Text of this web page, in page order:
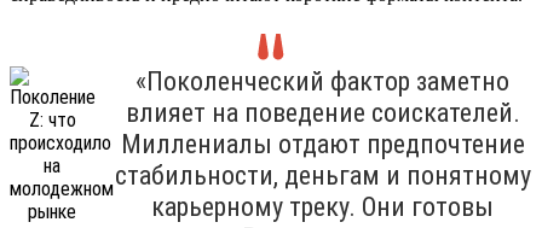
«Поколенческий фактор заметно
влияет на поведение соискателей.
Миллениалы отдают предпочтение
стабильности, деньгам и понятному
карьерному треку. Они готовы